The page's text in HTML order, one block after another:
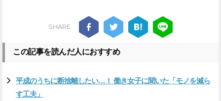
SHARE
この記事を読んだ人におすすめ
平成のうちに断捨離したい…！ 働き女子に聞いた「モノを減ら
す工夫」